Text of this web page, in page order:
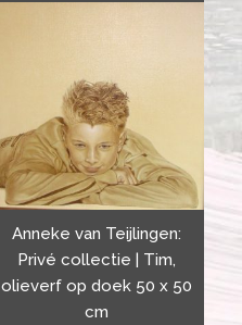
Anneke van Teijlingen:
Privé collectie | Tim,
olieverf op doek 50 x 50
cm